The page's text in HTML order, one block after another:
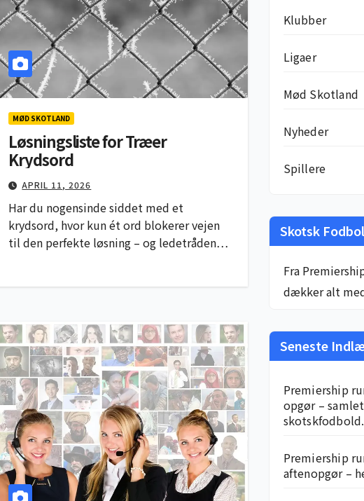
MØD SKOTLAND
Løsningsliste for Træer
Krydsord
APRIL 11, 2026
Har du nogensinde siddet med et
krydsord, hvor kun ét ord blokerer vejen
til den perfekte løsning – og ledetråden…
Klubber
Ligaer
Mød Skotland
Nyheder
Spillere
Skotsk
Fra
dækker alt
Seneste
Premiership
opgør –
Premiership
aftenopgør –